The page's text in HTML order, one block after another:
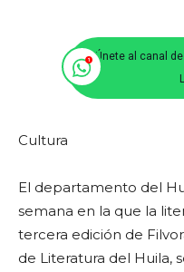
Únete al canal
Cultura
El departamento del
semana en la que la
tercera edición de
de Literatura del Huila,